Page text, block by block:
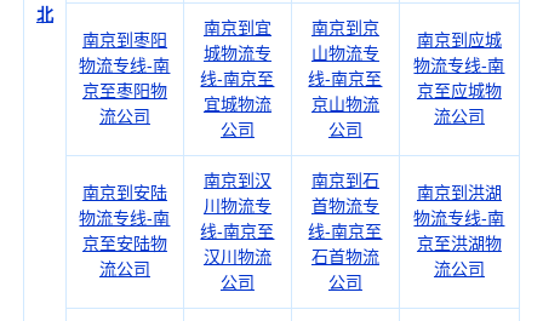
北
南京到枣阳
物流专线-南
京至枣阳物
流公司
南京到宜
城物流专
线-南京至
宜城物流
公司
南京到京
山物流专
线-南京至
京山物流
公司
南京到应城
物流专线-南
京至应城物
流公司
南京到安陆
物流专线-南
京至安陆物
流公司
南京到汉
川物流专
线-南京至
汉川物流
公司
南京到石
首物流专
线-南京至
石首物流
公司
南京到洪湖
物流专线-南
京至洪湖物
流公司